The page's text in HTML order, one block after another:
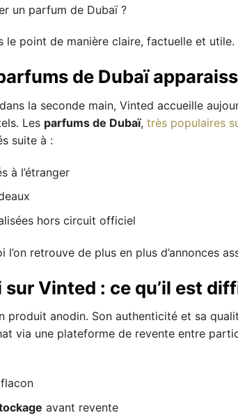
un parfum de Dubaï ?
le point de manière claire, factuelle et utile.
de Dubaï
la seconde main, Vinted accueille
Les parfums de Dubaï, très populaires
suite à :
à l’étranger
hors circuit officiel
l’on retrouve de plus en plus d’annonces
sur Vinted : ce qu’il est
produit anodin. Son authenticité et sa
via une plateforme de revente entre
avant revente